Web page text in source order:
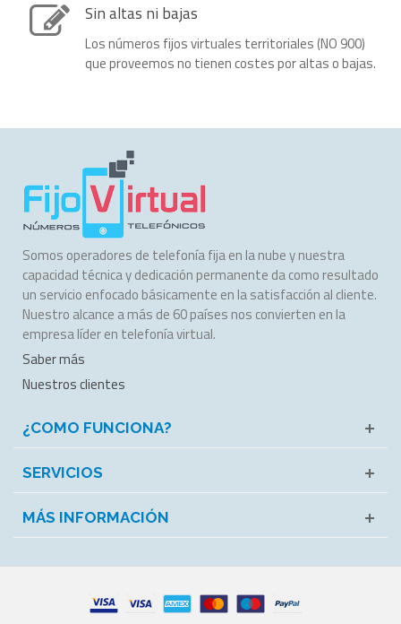
Sin altas ni bajas
Los números fijos virtuales territoriales (NO 900)
que proveemos no tienen costes por altas o bajas.
Somos operadores de telefonía fija en la nube y nuestra
capacidad técnica y dedicación permanente da como resultado
un servicio enfocado básicamente en la satisfacción al cliente.
Nuestro alcance a más de 60 países nos convierten en la
empresa líder en telefonía virtual.
Saber más
Nuestros clientes
¿COMO FUNCIONA?
SERVICIOS
MÁS INFORMACIÓN